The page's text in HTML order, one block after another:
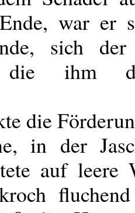
war er
sich
die ihm
die
in der
auf leere